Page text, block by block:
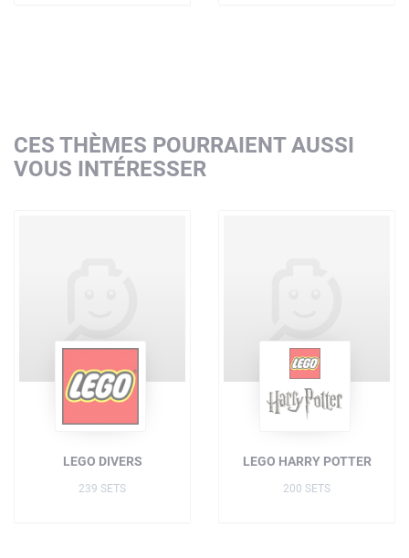
CES THÈMES POURRAIENT AUSSI
VOUS INTÉRESSER
LEGO DIVERS
239 SETS
LEGO HARRY POTTER
200 SETS